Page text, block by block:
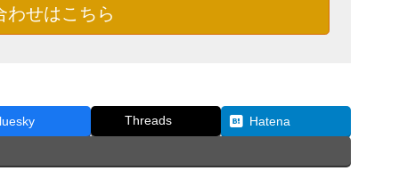
わせはこちら
Threads Hatena